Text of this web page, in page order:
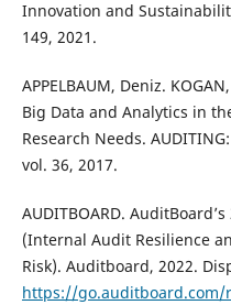
Innovation and
149, 2021.
APPELBAUM, Deniz.
Big Data and Analytics in
Research Needs.
vol. 36, 2017.
AUDITBOARD.
(Internal Audit Resilience
Risk). Auditboard, 2022.
https://go.auditboard.com/